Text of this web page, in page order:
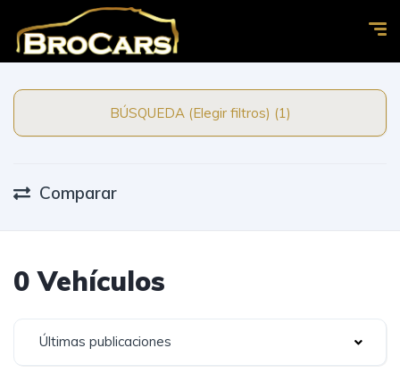
BÚSQUEDA (Elegir filtros) (1)
Comparar
0 Vehículos
Últimas publicaciones